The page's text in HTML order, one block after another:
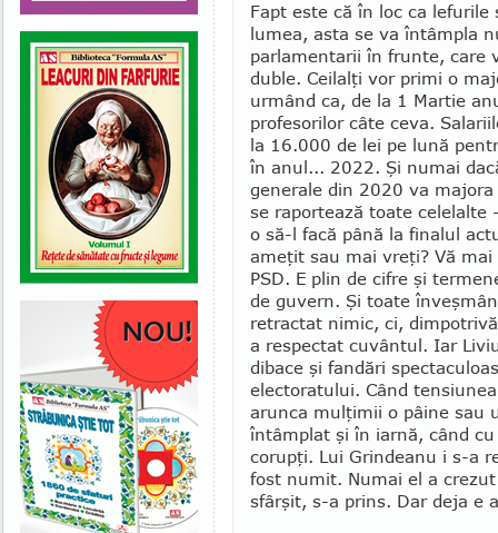
Fapt este că în loc ca
lumea, asta se va întâmpla
parlamentarii în frunte, care
duble. Ceilalţi vor primi o
urmând ca, de la 1 Martie
profesorilor câte ceva.
la 16.000 de lei pe lună
în anul... 2022. Şi numai
generale din 2020 va
se raportează toate celelalte
o să-l facă până la finalul
ameţit sau mai vreţi? Vă
PSD. E plin de cifre şi
de guvern. Şi toate
retractat nimic, ci,
a respectat cuvântul. Iar
di­bace şi fandări
electoratului. Când
arun­ca mulţimii o pâine sau
întâmplat şi în iarnă, când
corupţi. Lui Grindeanu i s-a
fost numit. Numai el a
sfârşit, s-a prins. Dar deja e